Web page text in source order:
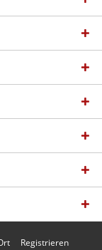
Registrieren